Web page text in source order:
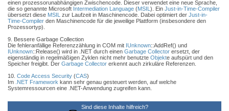
einen prozessorunabhängigen Zwischencode. Dieser verwendet eine neue Sprache,
die so genannte Microsoft Intermediation Language (MSIL ). Ein Just-in-Time-Compiler
übersetzt diese MSIL zur Laufzeit in Maschinencode. Dabei optimiert der Just-in-
Time-Compiler den Maschinencode für die jeweilige Plattform (insbesondere den
Prozessortyp).
9. Bessere Garbage Collection
Die fehleranfällige Referenzzählung in COM mit IUnknown::AddRef() und
IUnknown::Release() wird in .NET durch einen Garbage Collector ersetzt, der
eigenständig in regelmäßigen Zyklen nicht mehr benutzte Objekte aufspürt und den
Speicher freigibt. Der Garbage Collector erkennt auch zirkuläre Referenzen.
10. Code Access Security (CAS)
Im .NET Framework kann sehr genau gesteuert werden, auf welche
Systemressourcen eine .NET-Anwendung zugreifen kann.
Sind diese Inhalte hilfreich?